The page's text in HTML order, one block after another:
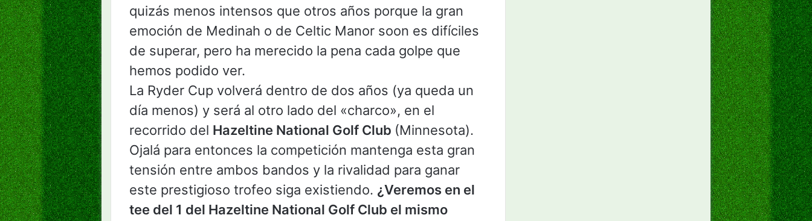
quizás menos intensos que otros años porque la gran
emoción de Medinah o de Celtic Manor soon es difíciles
de superar, pero ha merecido la pena cada golpe que
hemos podido ver.
La Ryder Cup volverá dentro de dos años (ya queda un
día menos) y será al otro lado del «charco», en el
recorrido del Hazeltine National Golf Club (Minnesota).
Ojalá para entonces la competición mantenga esta gran
tensión entre ambos bandos y la rivalidad para ganar
este prestigioso trofeo siga existiendo. ¿Veremos en el
tee del 1 del Hazeltine National Golf Club el mismo